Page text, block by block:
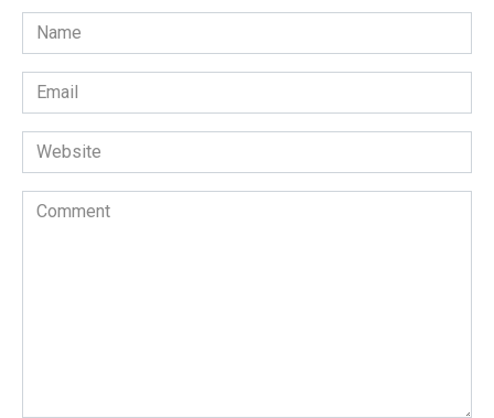
Name
*
Email
*
Website
Comment